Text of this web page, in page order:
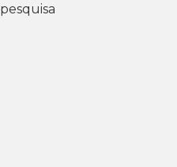
pesquisa